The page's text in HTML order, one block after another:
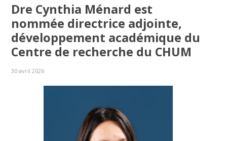
Dre Cynthia Ménard est
nommée directrice adjointe,
développement académique du
Centre de recherche du CHUM
30 avril 2026